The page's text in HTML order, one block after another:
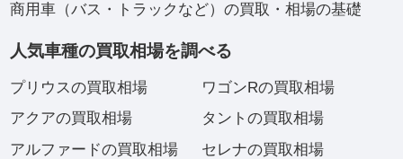
商用車（バス・トラックなど）の買取・相場の基礎
人気車種の買取相場を調べる
プリウスの買取相場
アクアの買取相場
アルファードの買取相場
ワゴンRの買取相場
タントの買取相場
セレナの買取相場